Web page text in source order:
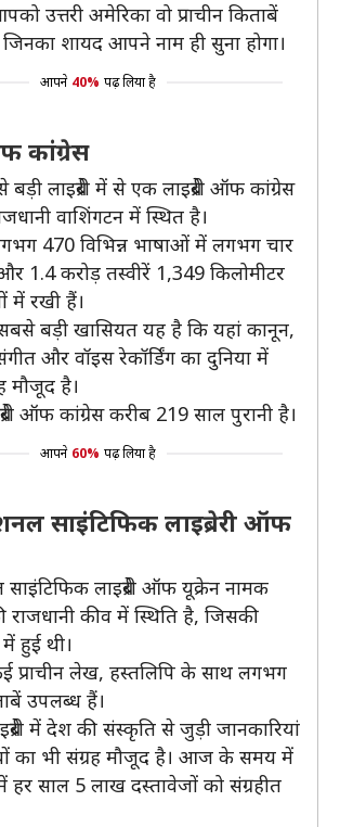
उत्तरी अमेरिका वो प्राचीन किताबें
शायद आपने नाम ही सुना होगा।
आपने 40% पढ़ लिया है
कांग्रेस
लाइब्रेरी में से एक लाइब्रेरी ऑफ कांग्रेस
वाशिंगटन में स्थित है।
लगभग 470 विभिन्न भाषाओं में लगभग चार
1.4 करोड़ तस्वीरें 1,349 किलोमीटर
में रखी हैं।
सबसे बड़ी खासियत यह है कि यहां कानून,
और वॉइस रेकॉर्डिंग का दुनिया में
मौजूद है।
ऑफ कांग्रेस करीब 219 साल पुरानी है।
आपने 60% पढ़ लिया है
साइंटिफिक लाइब्रेरी ऑफ
साइंटिफिक लाइब्रेरी ऑफ यूक्रेन नामक
राजधानी कीव में स्थिति है, जिसकी
हुई थी।
कई प्राचीन लेख, हस्तलिपि के साथ लगभग
उपलब्ध हैं।
में देश की संस्कृति से जुड़ी जानकारियां
का भी संग्रह मौजूद है। आज के समय में
में हर साल 5 लाख दस्तावेजों को संग्रहीत